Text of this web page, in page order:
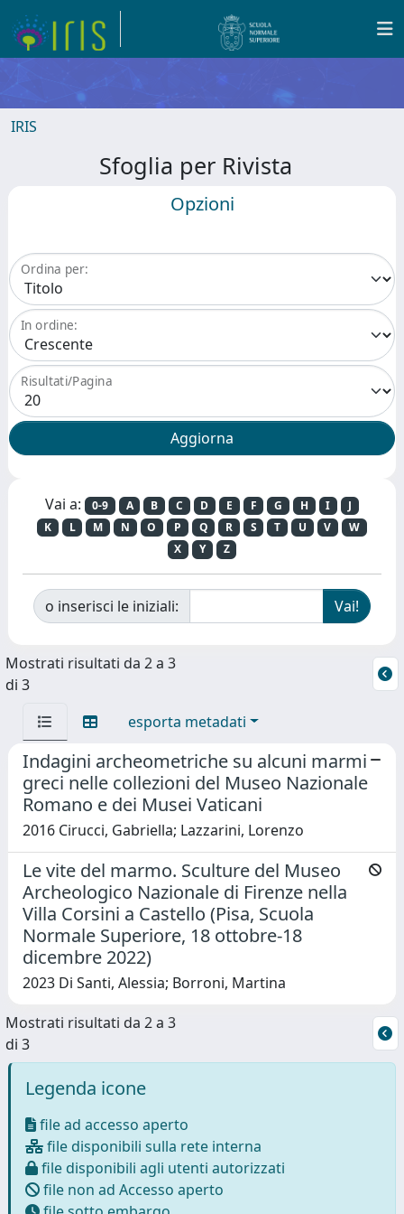
IRIS
Sfoglia per Rivista
Opzioni
Ordina per:
In ordine:
Risultati/Pagina
Vai a: 0-9 A B C D E F G H I
J
K
L M N O P Q R S T U V
W
X
Y Z
o inserisci le iniziali:
Mostrati risultati da 2 a 3
di 3
esporta metadati
Indagini archeometriche su alcuni marmi
greci nelle collezioni del Museo Nazionale
Romano e dei Musei Vaticani
2016 Cirucci, Gabriella; Lazzarini, Lorenzo
Le vite del marmo. Sculture del Museo
Archeologico Nazionale di Firenze nella
Villa Corsini a Castello (Pisa, Scuola
Normale Superiore, 18 ottobre-18
dicembre 2022)
2023 Di Santi, Alessia; Borroni, Martina
Mostrati risultati da 2 a 3
di 3
Legenda icone
file ad accesso aperto
file disponibili sulla rete interna
file disponibili agli utenti autorizzati
file non ad Accesso aperto